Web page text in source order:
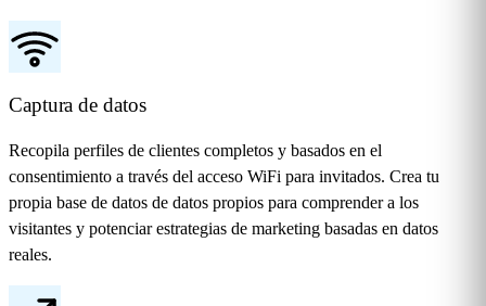
Captura de datos
Recopila perfiles de clientes completos y basados en el
consentimiento a través del acceso WiFi para invitados. Crea tu
propia base de datos de datos propios para comprender a los
visitantes y potenciar estrategias de marketing basadas en datos
reales.